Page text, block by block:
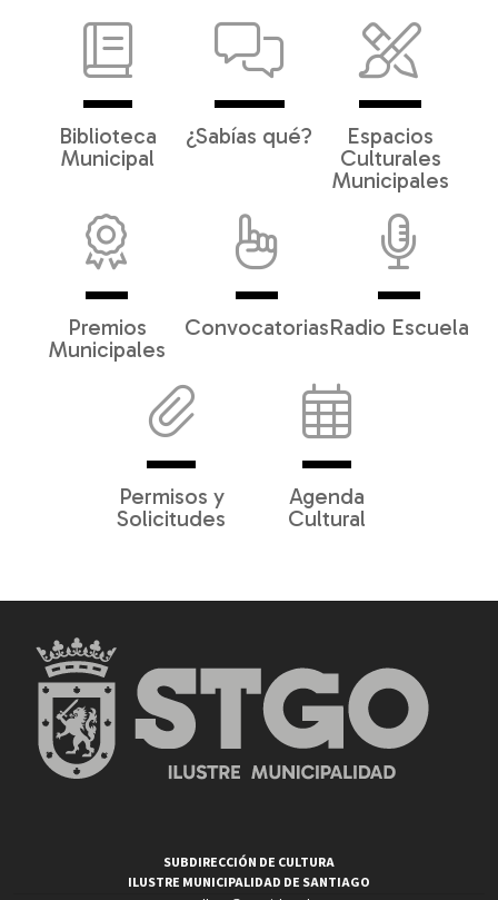
Biblioteca
Municipal
¿Sabías qué?
Espacios
Culturales
Municipales
Premios
Municipales
ConvocatoriasRadio Escuela
Permisos y
Solicitudes
Agenda
Cultural
SUBDIRECCIÓN DE CULTURA
ILUSTRE MUNICIPALIDAD DE SANTIAGO